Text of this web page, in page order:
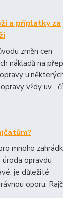
a příplatky za
změn cen
nákladů na
u některých
vždy uv...
mnoho
opravdu
je důležité
oporu.